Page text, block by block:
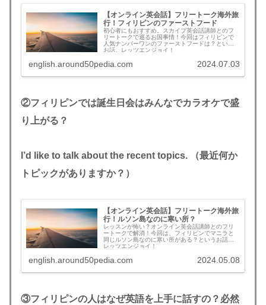
【オンライン英会話】フリートーク海外旅
行！フィリピンのファーストフード
初心者にもおすすめ。スカイプ英会話講師とのフ
リートークで巡るお国事情！今回はフィリピンで
人気ナンバーワンのファーストフードは？という
お話。レッツエンジョイ！
english.around50pedia.com 2024.07.03
②フィリピンでは誕生日会はみんなでカラオケで盛
り上がる？
I’d like to talk about the recent topics.
（最近何か
トピックがありますか？）
【オンライン英会話】フリートーク海外旅
行！ルソン島なのに寒い所？
レッスンが怖い？オンライン英会話講師とのフリ
ートークで解消！今回は、フィリピンでマニラと
同じルソン島なのに寒い所がある？というお話。
レッツエンジョイ！
english.around50pedia.com 2024.05.08
③フィリピンの人はなぜ英語を上手に話すの？必然